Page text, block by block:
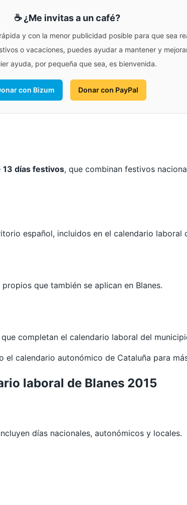
☕ ¿Me invitas a un café?
y con la menor publicidad posible para que sea
o vacaciones, puedes ayudar a mantener y
ayuda, por pequeña que sea, es bienvenida.
con Bizum Donar con PayPal
13 días festivos, que combinan festivos
español, incluidos en el calendario laboral
que también se aplican en Blanes.
que completan el calendario laboral del
el calendario autonómico de Cataluña para
laboral de Blanes 2015
días nacionales, autonómicos y locales.